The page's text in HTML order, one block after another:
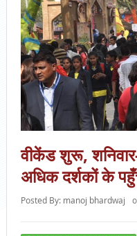
वीकेंड शुरू,
अधिक दर्शकों के
Posted By: manoj bhardwaj